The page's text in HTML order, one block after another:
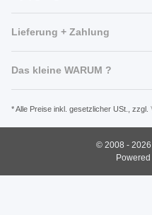
Lieferung + Zahlung
Das kleine WARUM ?
* Alle Preise inkl. gesetzlicher USt., zzgl.
© 2008 -